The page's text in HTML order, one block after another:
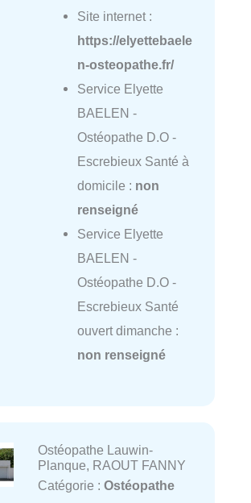
Site internet :
https://elyettebaele
n-osteopathe.fr/
Service Elyette
BAELEN -
Ostéopathe D.O -
Escrebieux Santé à
domicile : non
renseigné
Service Elyette
BAELEN -
Ostéopathe D.O -
Escrebieux Santé
ouvert dimanche :
non renseigné
Ostéopathe Lauwin-
Planque, RAOUT FANNY
Catégorie : Ostéopathe